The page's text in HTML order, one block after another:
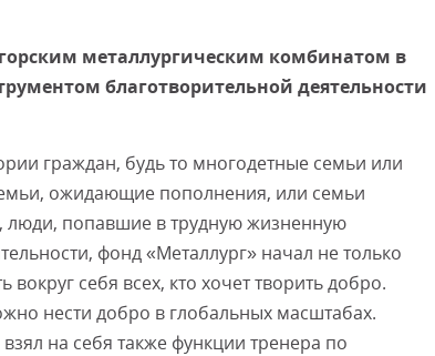
металлургическим комбинатом в
благотворительной деятельности
граждан, будь то многодетные семьи или
ожидающие пополнения, или семьи
люди, попавшие в трудную жизненную
фонд «Металлург» начал не только
себя всех, кто хочет творить добро.
нести добро в глобальных масштабах.
на себя также функции тренера по